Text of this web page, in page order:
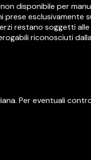
disponibile per
prese
restano soggetti
riconosciuti
Per eventuali